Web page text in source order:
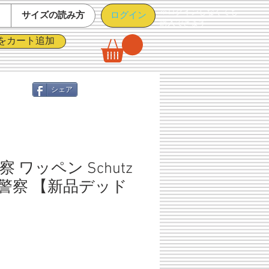
サイズの読み方
カート追加
ログイン
※ログインしなくても
購入できます
ワッペン Schutz
察 【新品デッド
シェア